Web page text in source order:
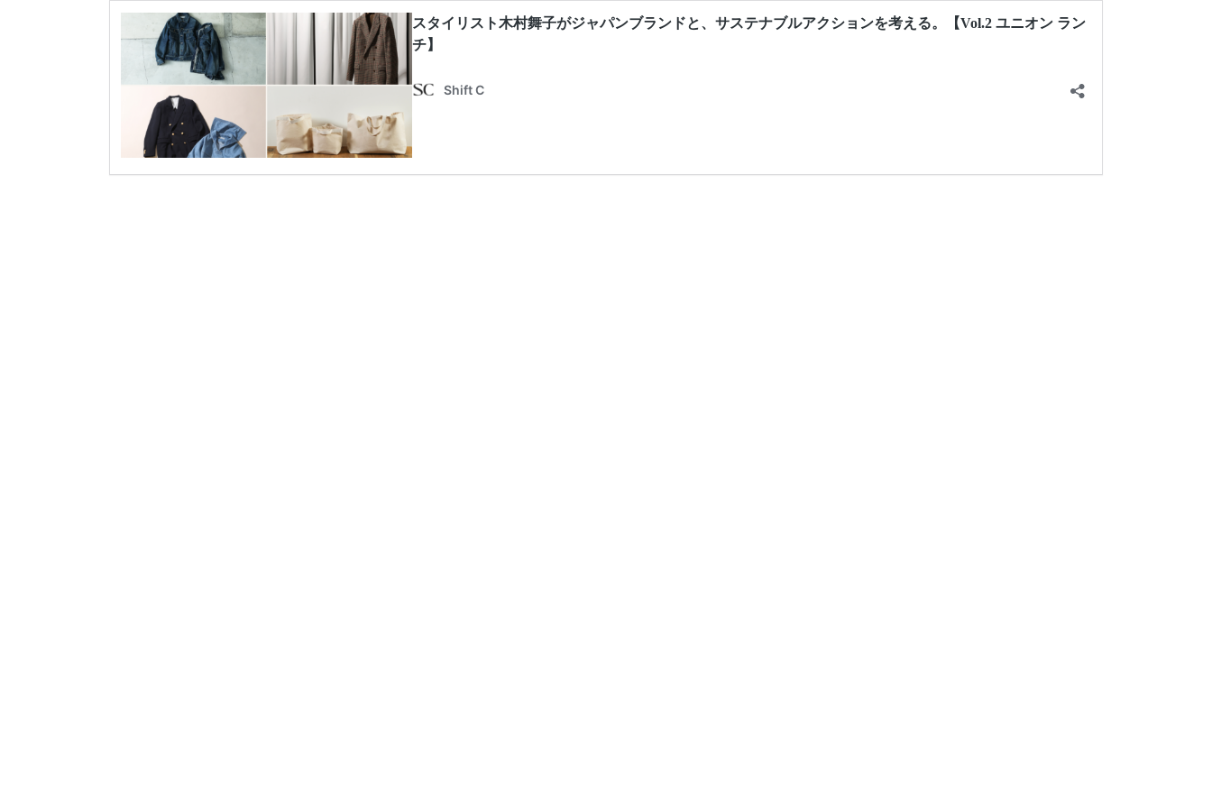
スタイリスト木村舞子がジャパンブランドと、サステナブルアクションを考える。【Vol.2 ユニオン ラン
チ】
Shift C